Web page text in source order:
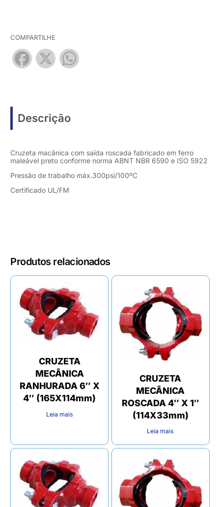
COMPARTILHE
Facebook
X
Descrição
Cruzeta macânica com saída roscada fabricado em ferro
maleável preto conforme norma ABNT NBR 6590 e ISO 5922
Pressão de trabalho máx.300psi/100ºC
Certificado UL/FM
Produtos relacionados
CRUZETA
MECÂNICA
RANHURADA 6″ X
4″ (165X114mm)
Leia mais
CRUZETA
MECÂNICA
ROSCADA 4″ X 1″
(114X33mm)
Leia mais